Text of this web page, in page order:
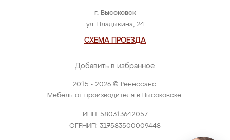
2015 - 2026 © Ренессанс.
Мебель от производителя в Высоковске.
ИНН: 580313642057
ОГРНИП: 317583500009448
г. Высоковск
ул. Владыкина, 24
СХЕМА ПРОЕЗДА
Добавить в избранное